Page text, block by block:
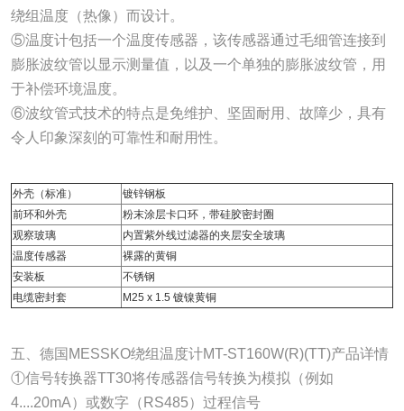
绕组温度（热像）而设计。
⑤温度计包括一个温度传感器，该传感器通过毛细管连接到
膨胀波纹管以显示测量值，以及一个单独的膨胀波纹管，用
于补偿环境温度。
⑥波纹管式技术的特点是免维护、坚固耐用、故障少，具有
令人印象深刻的可靠性和耐用性。
外壳（标准）
镀锌钢板
前环和外壳
粉末涂层卡口环，带硅胶密封圈
观察玻璃
内置紫外线过滤器的夹层安全玻璃
温度传感器
裸露的黄铜
安装板
不锈钢
电缆密封套
M25 x 1.5 镀镍黄铜
五、德国MESSKO绕组温度计MT-ST160W(R)(TT)产品详情
①信号转换器TT30将传感器信号转换为模拟（例如
4....20mA）或数字（RS485）过程信号